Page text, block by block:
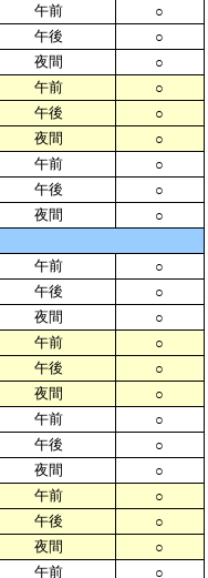
午前
○
午後
○
夜間
○
午前
○
午後
○
夜間
○
午前
○
午後
○
夜間
○
午前
○
午後
○
夜間
○
午前
○
午後
○
夜間
○
午前
○
午後
○
夜間
○
午前
○
午後
○
夜間
○
午前
○